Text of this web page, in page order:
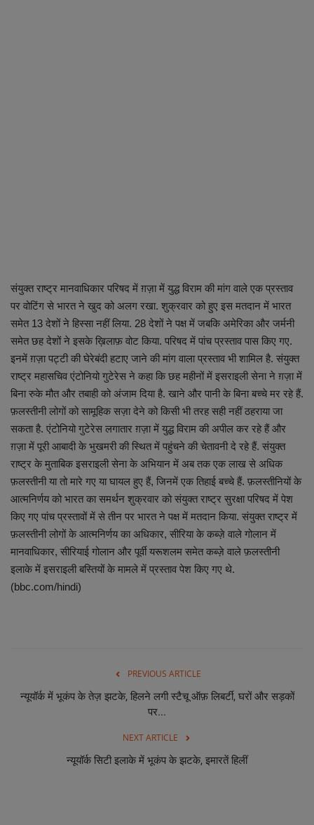
संयुक्त राष्ट्र मानवाधिकार परिषद में ग़ज़ा में युद्ध विराम की मांग वाले एक प्रस्ताव
पर वोटिंग से भारत ने खुद को अलग रखा. शुक्रवार को हुए इस मतदान में भारत
समेत 13 देशों ने हिस्सा नहीं लिया. 28 देशों ने पक्ष में जबकि अमेरिका और जर्मनी
समेत छह देशों ने इसके ख़िलाफ़ वोट किया. परिषद में पांच प्रस्ताव पास किए गए.
इनमें ग़ज़ा पट्टी की घेरेबंदी हटाए जाने की मांग वाला प्रस्ताव भी शामिल है. संयुक्त
राष्ट्र महासचिव एंटोनियो गुटेरेस ने कहा कि छह महीनों में इसराइली सेना ने ग़ज़ा में
बिना रुके मौत और तबाही को अंजाम दिया है. खाने और पानी के बिना बच्चे मर रहे हैं.
फ़लस्तीनी लोगों को सामूहिक सज़ा देने को किसी भी तरह सही नहीं ठहराया जा
सकता है. एंटोनियो गुटेरेस लगातार ग़ज़ा में युद्ध विराम की अपील कर रहे हैं और
ग़ज़ा में पूरी आबादी के भुखमरी की स्थित में पहुंचने की चेतावनी दे रहे हैं. संयुक्त
राष्ट्र के मुताबिक इसराइली सेना के अभियान में अब तक एक लाख से अधिक
फ़लस्तीनी या तो मारे गए या घायल हुए हैं, जिनमें एक तिहाई बच्चे हैं. फ़लस्तीनियों के
आत्मनिर्णय को भारत का समर्थन शुक्रवार को संयुक्त राष्ट्र सुरक्षा परिषद में पेश
किए गए पांच प्रस्तावों में से तीन पर भारत ने पक्ष में मतदान किया. संयुक्त राष्ट्र में
फ़लस्तीनी लोगों के आत्मनिर्णय का अधिकार, सीरिया के कब्ज़े वाले गोलान में
मानवाधिकार, सीरियाई गोलान और पूर्वी यरूशलम समेत कब्ज़े वाले फ़लस्तीनी
इलाके में इसराइली बस्तियों के मामले में प्रस्ताव पेश किए गए थे.
(bbc.com/hindi)
PREVIOUS ARTICLE
न्यूयॉर्क में भूकंप के तेज़ झटके, हिलने लगी स्टैचू ऑफ़ लिबर्टी, घरों और सड़कों
पर...
NEXT ARTICLE
न्यूयॉर्क सिटी इलाके में भूकंप के झटके, इमारतें हिलीं